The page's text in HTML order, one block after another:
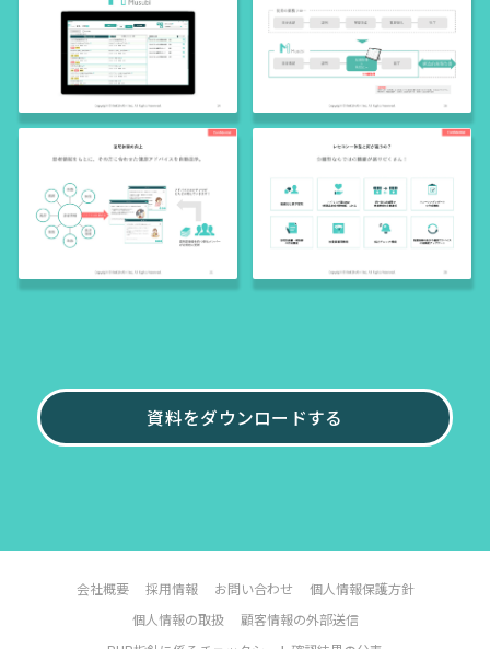
資料をダウンロードする
会社概要 採用情報 お問い合わせ
個人情報保護方針
個人情報の取扱
顧客情報の外部送信